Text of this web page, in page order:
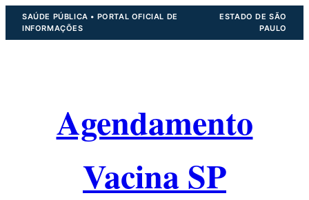
Pular
para
SAÚDE PÚBLICA • PORTAL OFICIAL DE
INFORMAÇÕES
ESTADO DE SÃO
PAULO
Agendamento
Vacina SP